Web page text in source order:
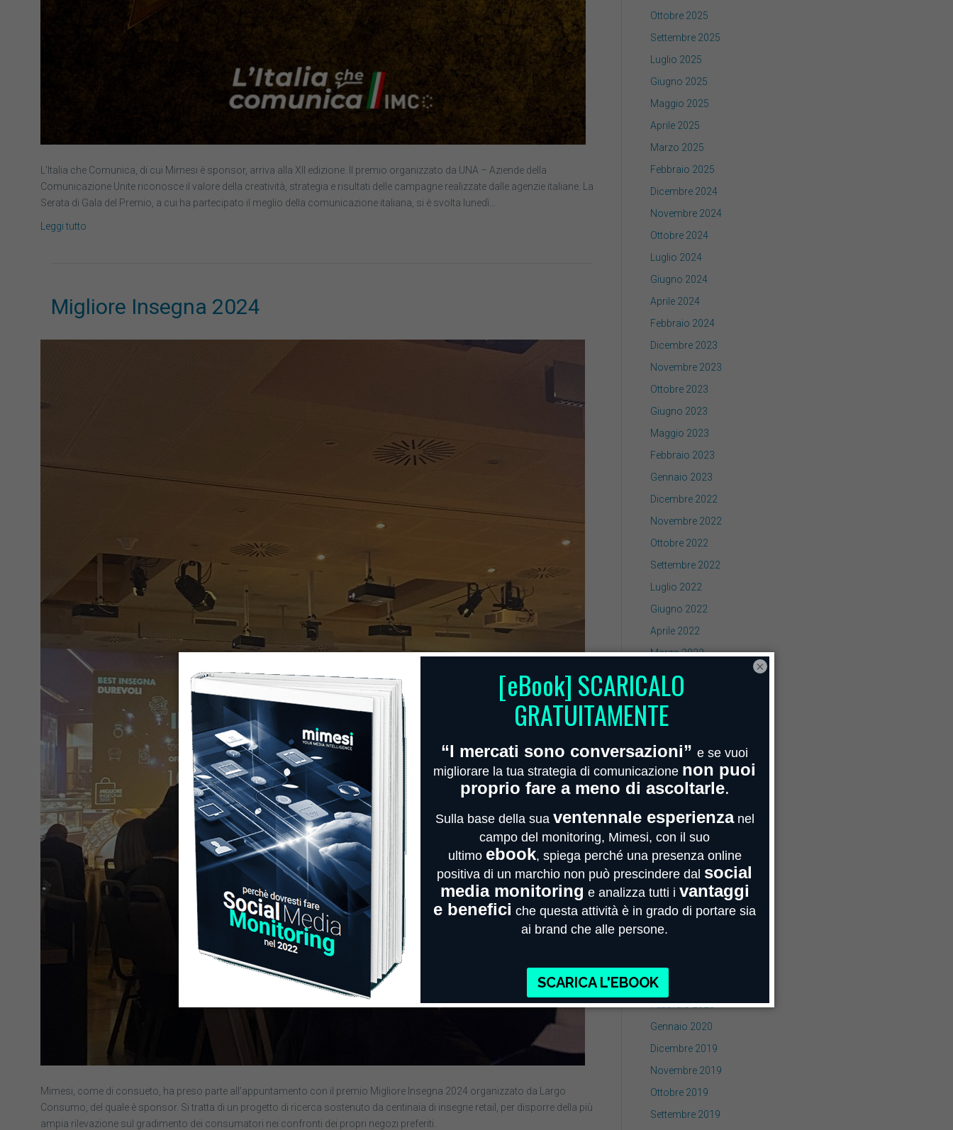
L’Italia che Comunica, di cui Mimesi è sponsor, arriva alla XII edizione. Il premio organizzato da UNA – Aziende della
Comunicazione Unite riconosce il valore della creatività, strategia e risultati delle campagne realizzate dalle agenzie italiane. La
Serata di Gala del Premio, a cui ha partecipato il meglio della comunicazione italiana, si è svolta lunedì…
Leggi tutto
Migliore Insegna 2024
Mimesi, come di consueto, ha preso parte all’appuntamento con il premio Migliore Insegna 2024 organizzato da Largo
Consumo, del quale è sponsor. Si tratta di un progetto di ricerca sostenuto da centinaia di insegne retail, per disporre della più
ampia rilevazione sul gradimento dei consumatori nei confronti dei propri negozi preferiti.
Ottobre 2025
Settembre 2025
Luglio 2025
Giugno 2025
Maggio 2025
Aprile 2025
Marzo 2025
Febbraio 2025
Dicembre 2024
Novembre 2024
Ottobre 2024
Luglio 2024
Giugno 2024
Aprile 2024
Febbraio 2024
Dicembre 2023
Novembre 2023
Ottobre 2023
Giugno 2023
Maggio 2023
Febbraio 2023
Gennaio 2023
Dicembre 2022
Novembre 2022
Ottobre 2022
Settembre 2022
Luglio 2022
Giugno 2022
Aprile 2022
Marzo 2022
Febbraio 2022
Gennaio 2022
Novembre 2021
Aprile 2021
Febbraio 2021
Gennaio 2021
Agosto 2020
Luglio 2020
Giugno 2020
Marzo 2020
Febbraio 2020
Gennaio 2020
Dicembre 2019
Novembre 2019
Ottobre 2019
Settembre 2019
×